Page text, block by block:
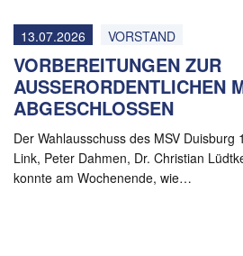
13.07.2026 VORSTAND
VORBEREITUNGEN ZUR
AUSSERORDENTLICHEN
BGESCHLOSSEN
Der Wahlausschuss des MSV Duisburg
Link, Peter Dahmen, Dr. Christian
konnte am Wochenende, wie…